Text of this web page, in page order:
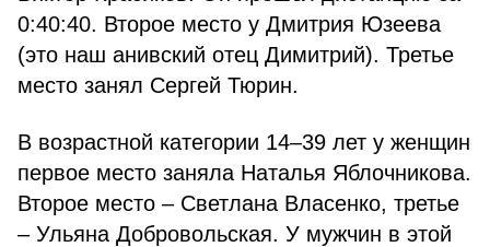
0:40:40. Второе место у Дмитрия Юзеева
(это наш анивский отец Димитрий). Третье
место занял Сергей Тюрин.
В возрастной категории 14–39 лет у женщин
первое место заняла Наталья Яблочникова.
Второе место – Светлана Власенко, третье
– Ульяна Добровольская. У мужчин в этой